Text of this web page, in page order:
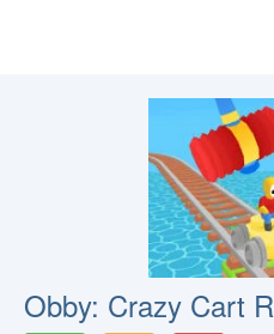
Obby: Crazy Cart